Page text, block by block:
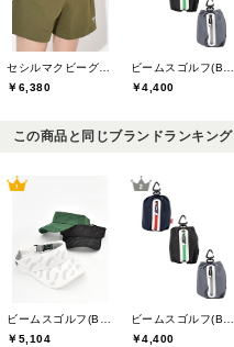
￥6,380
￥4,400
この商品と同じブランドランキング
￥5,104
￥4,400